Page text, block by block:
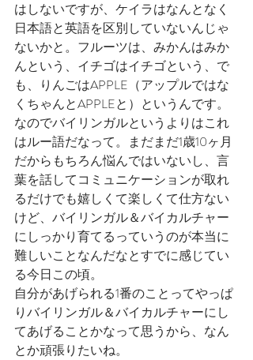
はしないですが、ケイラはなんとなく
日本語と英語を区別していないんじゃ
ないかと。フルーツは、みかんはみか
んという、イチゴはイチゴという、で
も、りんごはAPPLE（アップルではな
くちゃんとAPPLEと）というんです。
なのでバイリンガルというよりはこれ
はルー語だなって。まだまだ1歳10ヶ月
だからもちろん悩んではいないし、言
葉を話してコミュニケーションが取れ
るだけでも嬉しくて楽しくて仕方ない
けど、バイリンガル＆バイカルチャー
にしっかり育てるっていうのが本当に
難しいことなんだなとすでに感じてい
る今日この頃。
自分があげられる1番のことってやっぱ
りバイリンガル＆バイカルチャーにし
てあげることかなって思うから、なん
とか頑張りたいね。